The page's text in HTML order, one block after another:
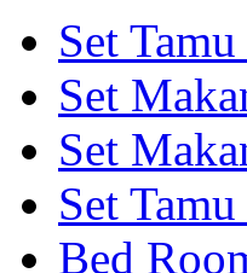
Set
Set
Set
Set
Bed